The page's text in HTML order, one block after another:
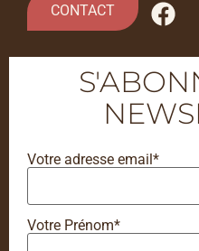
CONTACT
Votre adresse email*
Votre Prénom*